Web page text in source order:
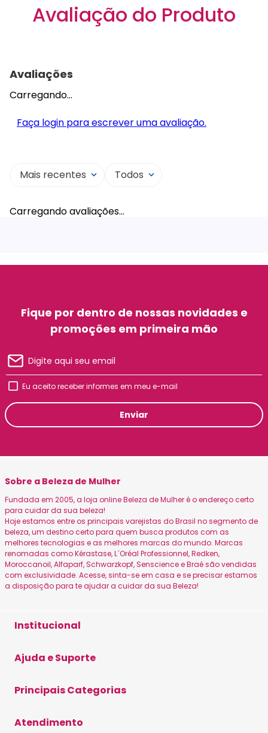
Avaliação do Produto
Avaliações
Carregando…
Faça login para escrever uma avaliação.
Mais recentes Todos
Carregando avaliações…
Fique por dentro de nossas novidades e
promoções em primeira mão
Eu aceito receber informes em meu e-mail
Enviar
Sobre a Beleza de Mulher
Fundada em 2005, a loja online Beleza de Mulher é o endereço certo
para cuidar da sua beleza!
Hoje estamos entre os principais varejistas do Brasil no segmento de
beleza, um destino certo para quem busca produtos com as
melhores tecnologias e as melhores marcas do mundo. Marcas
renomadas como Kérastase, L´Oréal Professionnel, Redken,
Moroccanoil, Alfaparf, Schwarzkopf, Senscience e Braé são vendidas
com exclusividade. Acesse, sinta-se em casa e se precisar estamos
a disposição para te ajudar a cuidar da sua Beleza!
Institucional
Política de Privacidade
Ajuda e Suporte
Trocas e Devoluções
Principais Categorias
Atendimento